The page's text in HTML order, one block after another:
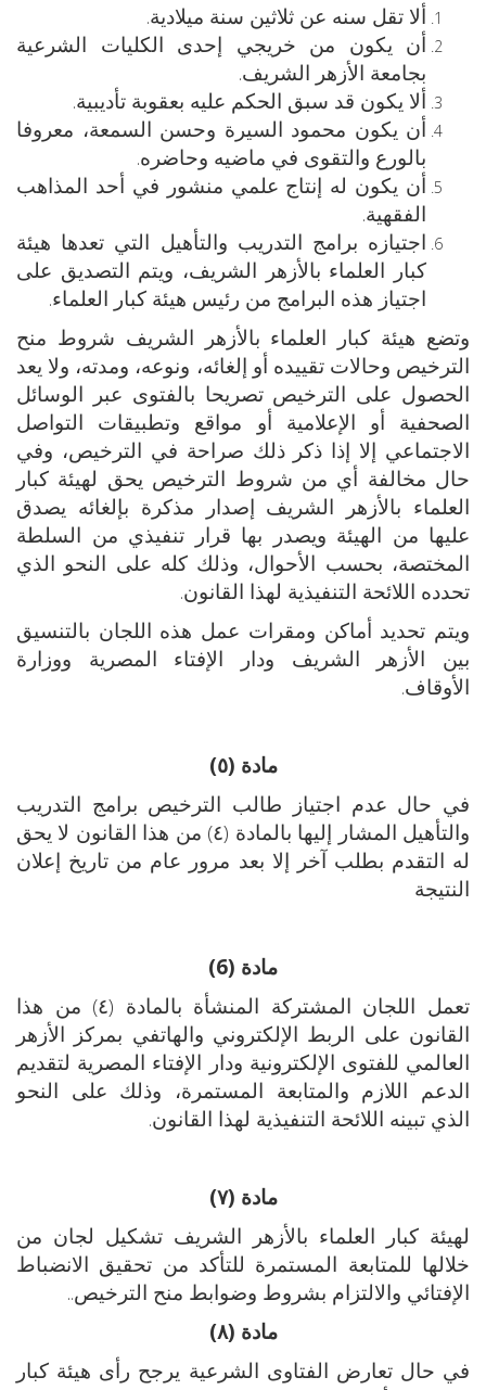
ألا تقل سنه عن ثلاثين سنة ميلادية.
أن يكون من خريجي إحدى الكليات الشرعية
بجامعة الأزهر الشريف.
ألا يكون قد سبق الحكم عليه بعقوبة تأديبية.
أن يكون محمود السيرة وحسن السمعة، معروفا
بالورع والتقوى في ماضيه وحاضره.
أن يكون له إنتاج علمي منشور في أحد المذاهب
الفقهية.
اجتيازه برامج التدريب والتأهيل التي تعدها هيئة
كبار العلماء بالأزهر الشريف، ويتم التصديق على
اجتياز هذه البرامج من رئيس هيئة كبار العلماء.
وتضع هيئة كبار العلماء بالأزهر الشريف شروط منح
الترخيص وحالات تقييده أو إلغائه، ونوعه، ومدته، ولا يعد
الحصول على الترخيص تصريحا بالفتوى عبر الوسائل
الصحفية أو الإعلامية أو مواقع وتطبيقات التواصل
الاجتماعي إلا إذا ذكر ذلك صراحة في الترخيص، وفي
حال مخالفة أي من شروط الترخيص يحق لهيئة كبار
العلماء بالأزهر الشريف إصدار مذكرة بإلغائه يصدق
عليها من الهيئة ويصدر بها قرار تنفيذي من السلطة
المختصة، بحسب الأحوال، وذلك كله على النحو الذي
تحدده اللائحة التنفيذية لهذا القانون.
ويتم تحديد أماكن ومقرات عمل هذه اللجان بالتنسيق
بين الأزهر الشريف ودار الإفتاء المصرية ووزارة
الأوقاف.
مادة (٥)
في حال عدم اجتياز طالب الترخيص برامج التدريب
والتأهيل المشار إليها بالمادة (٤) من هذا القانون لا يحق
له التقدم بطلب آخر إلا بعد مرور عام من تاريخ إعلان
النتيجة
مادة (6)
تعمل اللجان المشتركة المنشأة بالمادة (٤) من هذا
القانون على الربط الإلكتروني والهاتفي بمركز الأزهر
العالمي للفتوى الإلكترونية ودار الإفتاء المصرية لتقديم
الدعم اللازم والمتابعة المستمرة، وذلك على النحو
الذي تبينه اللائحة التنفيذية لهذا القانون.
مادة (٧)
لهيئة كبار العلماء بالأزهر الشريف تشكيل لجان من
خلالها للمتابعة المستمرة للتأكد من تحقيق الانضباط
الإفتائي والالتزام بشروط وضوابط منح الترخيص..
مادة (٨)
في حال تعارض الفتاوى الشرعية يرجح رأى هيئة كبار